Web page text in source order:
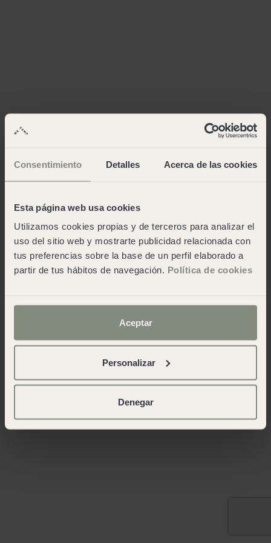
Consentimiento Detalles Acerca de las cookies
Esta página web usa cookies
Utilizamos cookies propias y de terceros para analizar el
uso del sitio web y mostrarte publicidad relacionada con
tus preferencias sobre la base de un perfil elaborado a
partir de tus hábitos de navegación. Política de cookies
Aceptar
Personalizar
Denegar